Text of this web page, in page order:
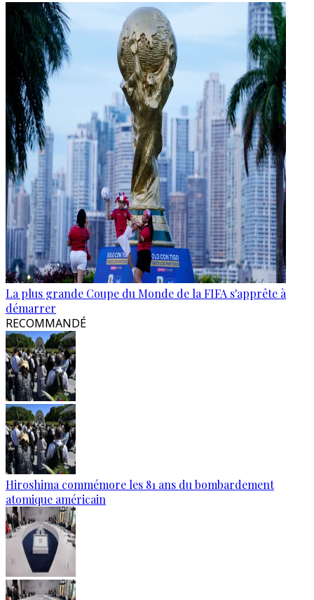
La plus grande Coupe du Monde de la FIFA s'apprête à
démarrer
RECOMMANDÉ
Hiroshima commémore les 81 ans du bombardement
atomique américain